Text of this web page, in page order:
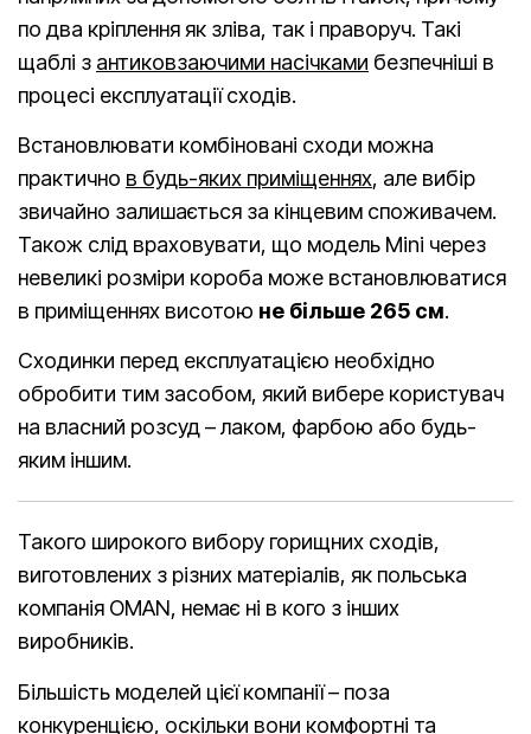
по два кріплення як зліва, так і праворуч. Такі
щаблі з антиковзаючими насічками безпечніші в
процесі експлуатації сходів.
Встановлювати комбіновані сходи можна
практично в будь-яких приміщеннях, але вибір
звичайно залишається за кінцевим споживачем.
Також слід враховувати, що модель Mini через
невеликі розміри короба може встановлюватися
в приміщеннях висотою не більше 265 см.
Сходинки перед експлуатацією необхідно
обробити тим засобом, який вибере користувач
на власний розсуд – лаком, фарбою або будь-
яким іншим.
Такого широкого вибору горищних сходів,
виготовлених з різних матеріалів, як польська
компанія OMAN, немає ні в кого з інших
виробників.
Більшість моделей цієї компанії – поза
конкуренцією, оскільки вони комфортні та